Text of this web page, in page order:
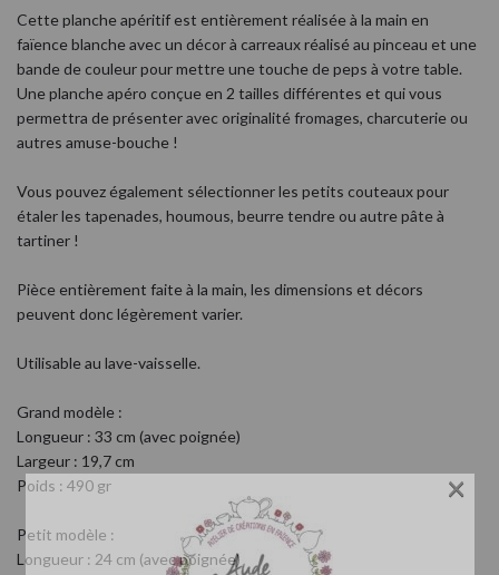
Cette planche apéritif est entièrement réalisée à la main en
faïence blanche avec un décor à carreaux réalisé au pinceau et une
bande de couleur pour mettre une touche de peps à votre table.
Une planche apéro conçue en 2 tailles différentes et qui vous
permettra de présenter avec originalité fromages, charcuterie ou
autres amuse-bouche !
Vous pouvez également sélectionner les petits couteaux pour
étaler les tapenades, houmous, beurre tendre ou autre pâte à
tartiner !
Pièce entièrement faite à la main, les dimensions et décors
peuvent donc légèrement varier.
Utilisable au lave-vaisselle.
Grand modèle :
Longueur : 33 cm (avec poignée)
Largeur : 19,7 cm
Poids : 490 gr
Petit modèle :
Longueur : 24 cm (avec poignée)
×